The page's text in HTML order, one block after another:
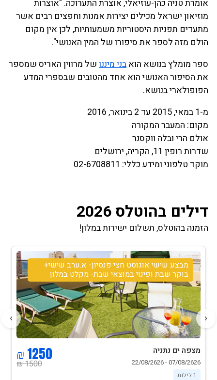
אומרת טניה כהן-עוזיאלי, אוצרת התערוכה. "אוצרות
מוזיאון ישראל מכילים יצירות אמנות וחפצים רבים אשר
מתעדים תפניות היסטוריות משמעותיות, לכן אין מקום
הולם מזה לספר את סיפורו של המין האנושי".
ספר מומלץ בנושא הוא בני מיננושל מרווין האריס שמספר
את הסיפור האנושי הוא אחד מהטובים שבספרי המדע
הפופולארי בנושא.
מ-1 במאי, 2015 עד 2 בינואר, 2016
מקום: המעבר המקורה
אולם הרי ובלה ווקסנר
שדרות רופין 11, הקריה, ירושלים
מוקד טלפוני ומידע כללי: 02-6708811
דילים בהוטלס 2026
הזמנה בהוטלס, תשלום ישירות במלון!
מבצע שישי אוגוסט חצי פנסיון- א.ערב שישי+
בוקר שבת ופינוי במוצאי שבת- מקלט במלון
מצפה ים נתניה
07/08/2626 - 22/08/2626
1 לילות
1500 ₪
1250 ₪
‹
›